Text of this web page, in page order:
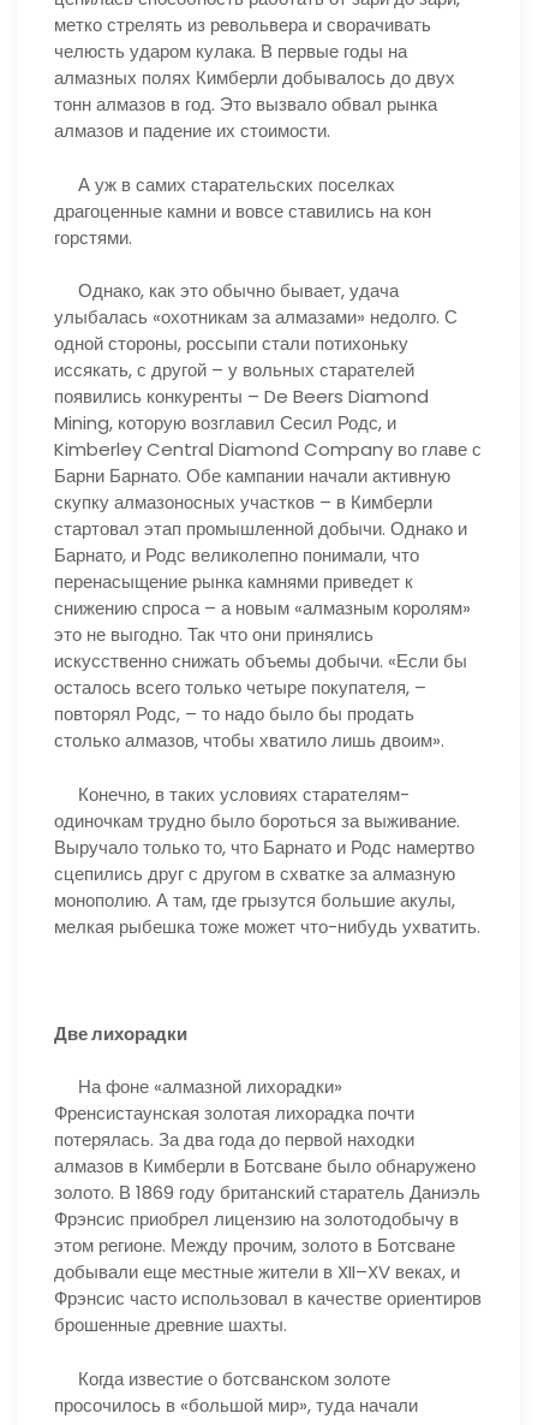
метко стрелять из револьвера и сворачивать
челюсть ударом кулака. В первые годы на
алмазных полях Кимберли добывалось до двух
тонн алмазов в год. Это вызвало обвал рынка
алмазов и падение их стоимости.
А уж в самих старательских поселках
драгоценные камни и вовсе ставились на кон
горстями.
Однако, как это обычно бывает, удача
улыбалась «охотникам за алмазами» недолго. С
одной стороны, россыпи стали потихоньку
иссякать, с другой – у вольных старателей
появились конкуренты – De Beers Diamond
Mining, которую возглавил Сесил Родс, и
Kimberley Central Diamond Company во главе с
Барни Барнато. Обе кампании начали активную
скупку алмазоносных участков – в Кимберли
стартовал этап промышленной добычи. Однако и
Барнато, и Родс великолепно понимали, что
перенасыщение рынка камнями приведет к
снижению спроса – а новым «алмазным королям»
это не выгодно. Так что они принялись
искусственно снижать объемы добычи. «Если бы
осталось всего только четыре покупателя, –
повторял Родс, – то надо было бы продать
столько алмазов, чтобы хватило лишь двоим».
Конечно, в таких условиях старателям-
одиночкам трудно было бороться за выживание.
Выручало только то, что Барнато и Родс намертво
сцепились друг с другом в схватке за алмазную
монополию. А там, где грызутся большие акулы,
мелкая рыбешка тоже может что-нибудь ухватить.
Две лихорадки
На фоне «алмазной лихорадки»
Френсистаунская золотая лихорадка почти
потерялась. За два года до первой находки
алмазов в Кимберли в Ботсване было обнаружено
золото. В 1869 году британский старатель Даниэль
Фрэнсис приобрел лицензию на золотодобычу в
этом регионе. Между прочим, золото в Ботсване
добывали еще местные жители в XII–XV веках, и
Фрэнсис часто использовал в качестве ориентиров
брошенные древние шахты.
Когда известие о ботсванском золоте
просочилось в «большой мир», туда начали